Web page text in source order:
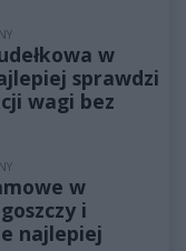
w
sprawdzi
wagi bez
w
i
najlepiej